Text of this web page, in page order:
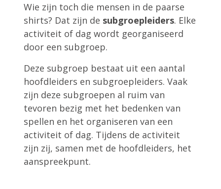
Wie zijn toch die mensen in de paarse
shirts? Dat zijn de subgroepleiders. Elke
activiteit of dag wordt georganiseerd
door een subgroep.
Deze subgroep bestaat uit een aantal
hoofdleiders en subgroepleiders. Vaak
zijn deze subgroepen al ruim van
tevoren bezig met het bedenken van
spellen en het organiseren van een
activiteit of dag. Tijdens de activiteit
zijn zij, samen met de hoofdleiders, het
aanspreekpunt.